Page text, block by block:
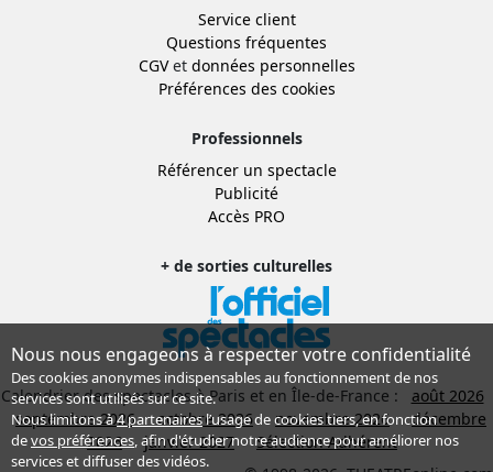
Service client
Questions fréquentes
CGVet données personnelles
Préférences des cookies
Professionnels
Référencer un spectacle
Publicité
Accès PRO
+ de sorties culturelles
Calendrier des spectacles à Paris et en Île-de-France :
août 2026
septembre 2026
octobre 2026 novembre 2026
décembre
2026
janvier 2027
Sélection Adhérent
Nous nous engageons à respecter votre confidentialité
Des cookies anonymes indispensables au fonctionnement de nos
services sont utilisés sur ce site.
Nous limitons à4 partenairesl’usage de cookies tiers, en fonction
devos préférences, afin d'étudier notre audience pour améliorer nos
services et diffuser des vidéos.